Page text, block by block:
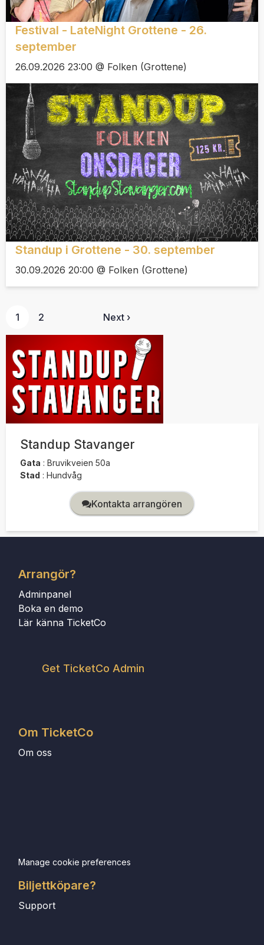
Festival - LateNight Grottene - 26.
september
26.09.2026 23:00 @ Folken (Grottene)
Standup i Grottene - 30. september
30.09.2026 20:00 @ Folken (Grottene)
1 2 Next ›
Standup Stavanger
Gata : Bruvikveien 50a
Stad : Hundvåg
Kontakta arrangören
Arrangör?
Adminpanel
Boka en demo
Lär känna TicketCo
Get TicketCo Admin
Om TicketCo
Om oss
Manage cookie preferences
Biljettköpare?
Support